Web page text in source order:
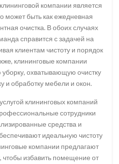
компании является
может быть как ежедневная
очистка. В обоих случаях
справится с задачей на
клиентам чистоту и порядок
клининговые компании
охватывающую очистку
и обработку мебели и окон.
клининговых компаний
сотрудники
средства и
идеальную чистоту
компании предлагают
чтобы избавить помещение от